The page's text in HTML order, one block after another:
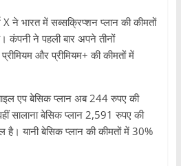
X ने भारत में सब्सक्रिप्शन प्लान की कीमतों
ने पहली बार अपने तीनों
और प्रीमियम+ की कीमतों में
एप बेसिक प्लान अब 244 रुपए की
सालाना बेसिक प्लान 2,591 रुपए की
यानी बेसिक प्लान की कीमतों में 30%